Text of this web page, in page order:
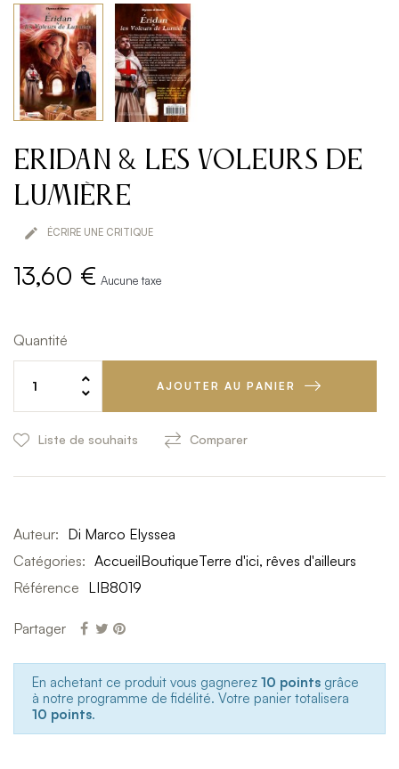
Eridan & les Voleurs de
Lumière
 ÉCRIRE UNE CRITIQUE
13,60 € Aucune taxe
Quantité
AJOUTER AU PANIER
Liste de souhaits Comparer
Auteur: Di Marco Elyssea
Catégories: AccueilBoutiqueTerre d'ici, rêves d'ailleurs
Référence LIB8019
Partager
En achetant ce produit vous gagnerez 10 points grâce
à notre programme de fidélité. Votre panier totalisera
10 points.